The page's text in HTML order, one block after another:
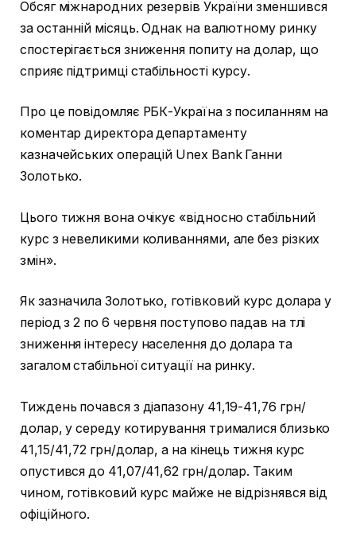
Обсяг міжнародних резервів України зменшився
за останній місяць. Однак на валютному ринку
спостерігається зниження попиту на долар, що
сприяє підтримці стабільності курсу.
Про це повідомляє РБК-Україна з посиланням на
коментар директора департаменту
казначейських операцій Unex Bank Ганни
Золотько.
Цього тижня вона очікує «відносно стабільний
курс з невеликими коливаннями, але без різких
змін».
Як зазначила Золотько, готівковий курс долара у
період з 2 по 6 червня поступово падав на тлі
зниження інтересу населення до долара та
загалом стабільної ситуації на ринку.
Тиждень почався з діапазону 41,19-41,76 грн/
долар, у середу котирування трималися близько
41,15/41,72 грн/долар, а на кінець тижня курс
опустився до 41,07/41,62 грн/долар. Таким
чином, готівковий курс майже не відрізнявся від
офіційного.